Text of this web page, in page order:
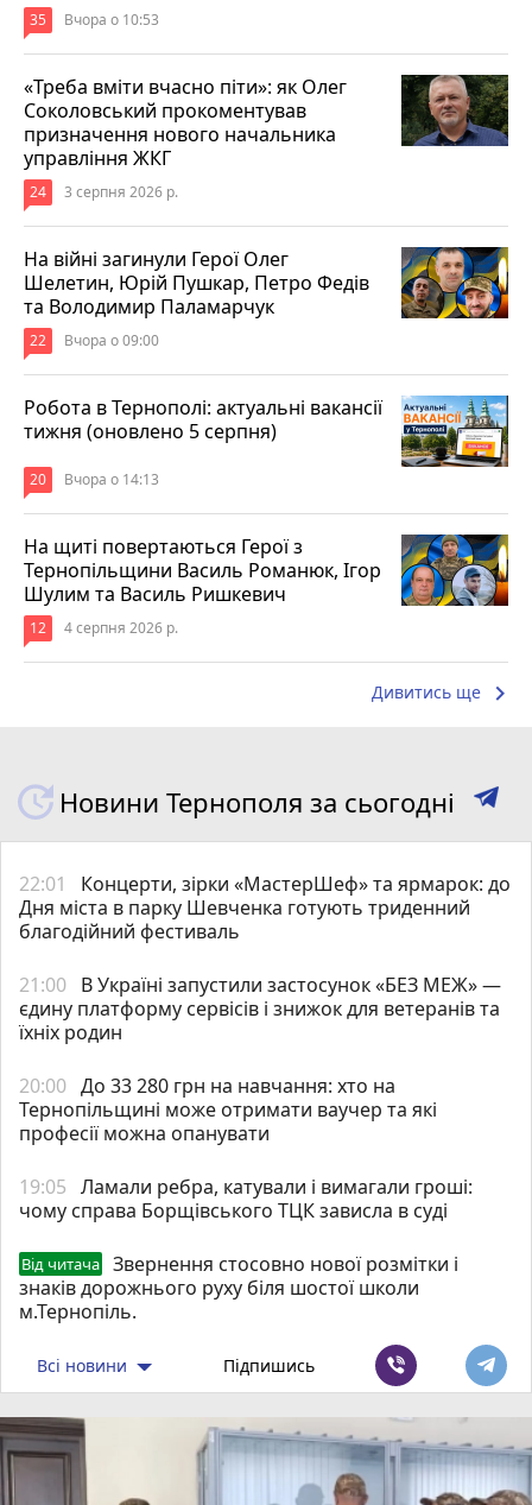
35 Вчора о 10:53
«Треба вміти вчасно піти»: як Олег
Соколовський прокоментував
призначення нового начальника
управління ЖКГ
24 3 серпня 2026 р.
На війні загинули Герої Олег
Шелетин, Юрій Пушкар, Петро Федів
та Володимир Паламарчук
22 Вчора о 09:00
Робота в Тернополі: актуальні вакансії
тижня (оновлено 5 серпня)
20 Вчора о 14:13
На щиті повертаються Герої з
Тернопільщини Василь Романюк, Ігор
Шулим та Василь Ришкевич
12 4 серпня 2026 р.
Дивитись ще keyboard_arrow_right
Новини Тернополя за сьогодні
22:01
Концерти, зірки «МастерШеф» та ярмарок: до
Дня міста в парку Шевченка готують триденний
благодійний фестиваль
21:00 В Україні запустили застосунок «БЕЗ МЕЖ» —
єдину платформу сервісів і знижок для ветеранів та
їхніх родин
20:00 До 33 280 грн на навчання: хто на
Тернопільщині може отримати ваучер та які
професії можна опанувати
19:05 Ламали ребра, катували і вимагали гроші:
чому справа Борщівського ТЦК зависла в суді
Від читача
Звернення стосовно нової розмітки і
знаків дорожнього руху біля шостої школи
м.Тернопіль.
Всі новини Підпишись